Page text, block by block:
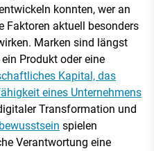
konnten, wer an
Faktoren aktuell besonders
Marken sind längst
Produkt oder eine
Kapital, das
eines Unternehmens
Transformation und
spielen
Verantwortung eine